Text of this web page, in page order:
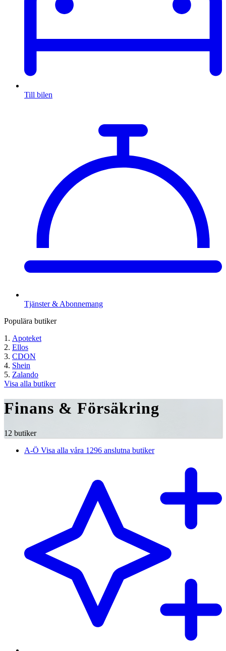
Till bilen
Tjänster & Abonnemang
Populära butiker
Apoteket
Ellos
CDON
Shein
Zalando
Visa alla butiker
Finans & Försäkring
12 butiker
A-Ö Visa alla våra 1296 anslutna butiker